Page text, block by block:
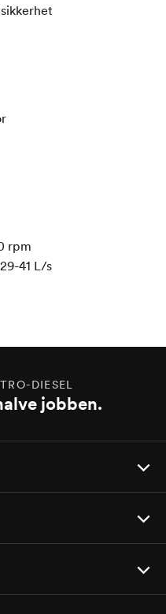
rpm
29-41 L/s
DIESEL
jobben.